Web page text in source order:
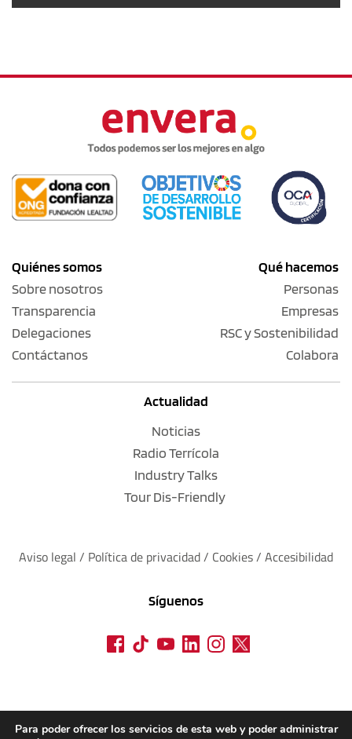
Quiénes somos
Sobre nosotros
Transparencia
Delegaciones
Contáctanos
Qué hacemos
Personas
Empresas
RSC y Sostenibilidad
Colabora
Actualidad
Noticias
Radio Terrícola
Industry Talks
Tour Dis-Friendly
Aviso legal / Política de privacidad / Cookies / Accesibilidad
Síguenos
Para poder ofrecer los servicios de esta web y poder administrar